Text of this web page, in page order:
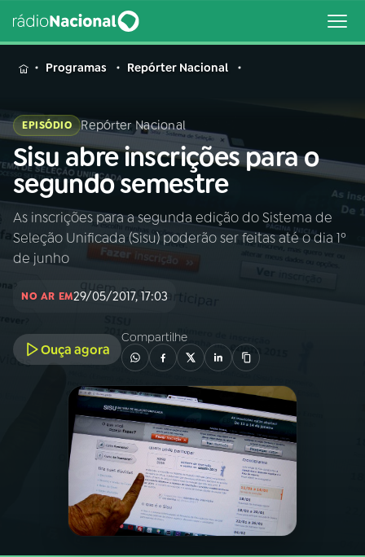
MENU
Buscar
na
Rádio
Nacional
Buscar
AO VIVO
01INÍCIO
02A RÁDIO
PROGRAMAÇÃO
PROGRAMAS
PODCASTS
Programas Repórter Nacional
EPISÓDIO Repórter Nacional
Sisu abre inscrições para o
segundo semestre
As inscrições para a segunda edição do Sistema de
Seleção Unificada (Sisu) poderão ser feitas até o dia 1º
de junho
NO AR EM29/05/2017, 17:03
Ouça agora
Compartilhe